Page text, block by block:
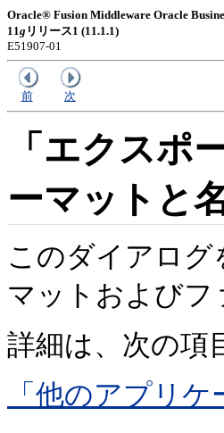
Oracle® Fusion Middleware Oracle
11g リリース1 (11.1.1)
E51907-01
前 次
「エクスポ
ーマットと
このダイアロ
マットおよびフ
詳細は、次の項
「他のアプリ